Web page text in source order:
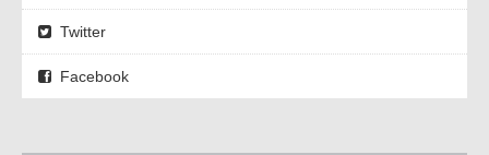
Twitter
Facebook